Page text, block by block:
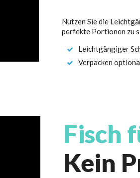
Nutzen Sie die
perfekte Portionen zu
Leichtgängiger
Verpacken
Fisch
Kein